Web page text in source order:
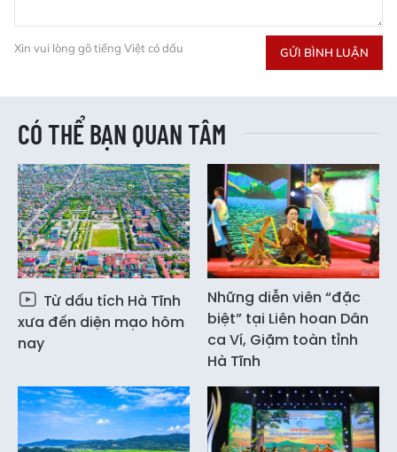
Xin vui lòng gõ tiếng Việt có dấu GỬI BÌNH LUẬN
CÓ THỂ BẠN QUAN TÂM
Từ dấu tích Hà Tĩnh
xưa đến diện mạo hôm
nay
Những diễn viên “đặc
biệt” tại Liên hoan Dân
ca Ví, Giặm toàn tỉnh
Hà Tĩnh